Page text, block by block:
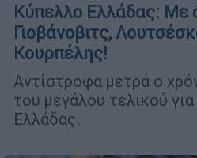
Κύπελλο Ελλάδας: Με
Γιοβάνοβιτς,
Κουρπέλης!
Αντίστροφα μετρά ο
του μεγάλου τελικού
Ελλάδας.